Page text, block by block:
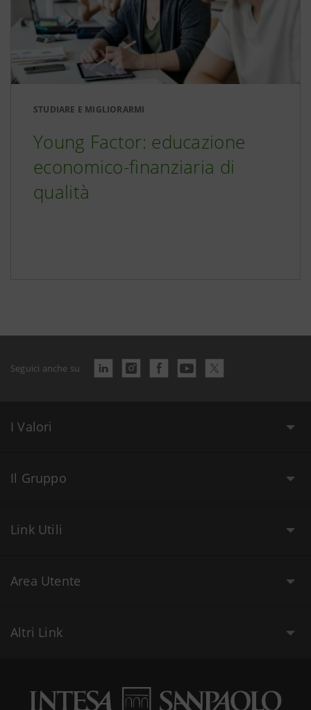
STUDIARE E MIGLIORARMI
Young Factor: educazione
economico-finanziaria di
qualità
Seguici anche su
I Valori
Il Gruppo
Link Utili
Area Utente
Altri Link